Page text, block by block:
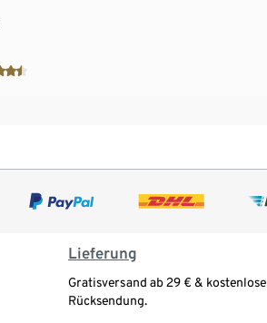
Lieferung
Gratisversand ab 29 € & kostenlose
Rücksendung.